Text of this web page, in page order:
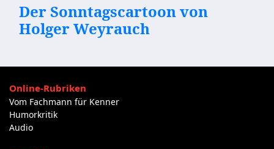
Der Sonntagscartoon von
Holger Weyrauch
Online-Rubriken
Vom Fachmann für Kenner
Humorkritik
Audio